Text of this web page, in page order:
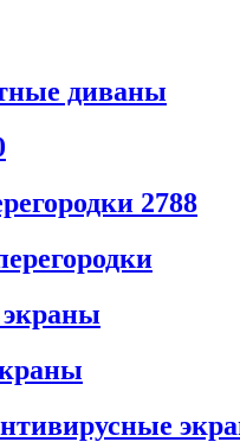
диваны
2788